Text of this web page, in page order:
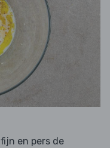
fijn en pers de